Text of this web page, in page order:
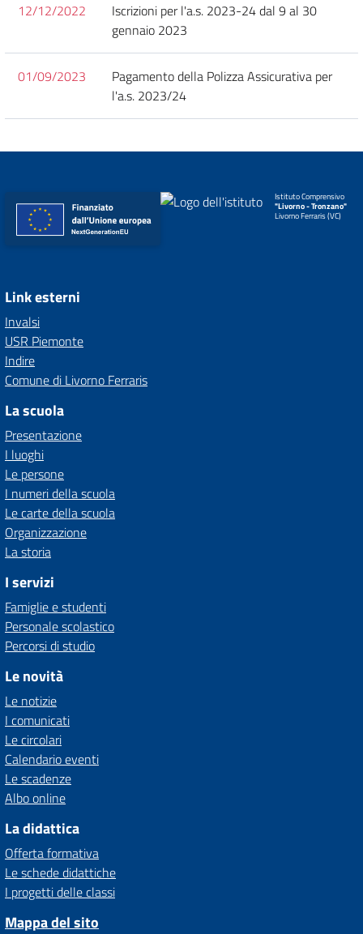
12/12/2022
Iscrizioni per l'a.s. 2023-24 dal 9 al 30
gennaio 2023
01/09/2023
Pagamento della Polizza Assicurativa per
l'a.s. 2023/24
Istituto Comprensivo
"Livorno - Tronzano"
Livorno Ferraris (VC)
Link esterni
Invalsi
USR Piemonte
Indire
Comune di Livorno Ferraris
La scuola
Presentazione
I luoghi
Le persone
I numeri della scuola
Le carte della scuola
Organizzazione
La storia
I servizi
Famiglie e studenti
Personale scolastico
Percorsi di studio
Le novità
Le notizie
I comunicati
Le circolari
Calendario eventi
Le scadenze
Albo online
La didattica
Offerta formativa
Le schede didattiche
I progetti delle classi
Mappa del sito